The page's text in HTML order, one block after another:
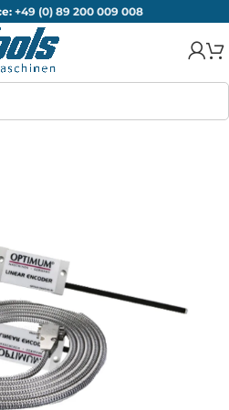
+49 (0) 89 200 009 008